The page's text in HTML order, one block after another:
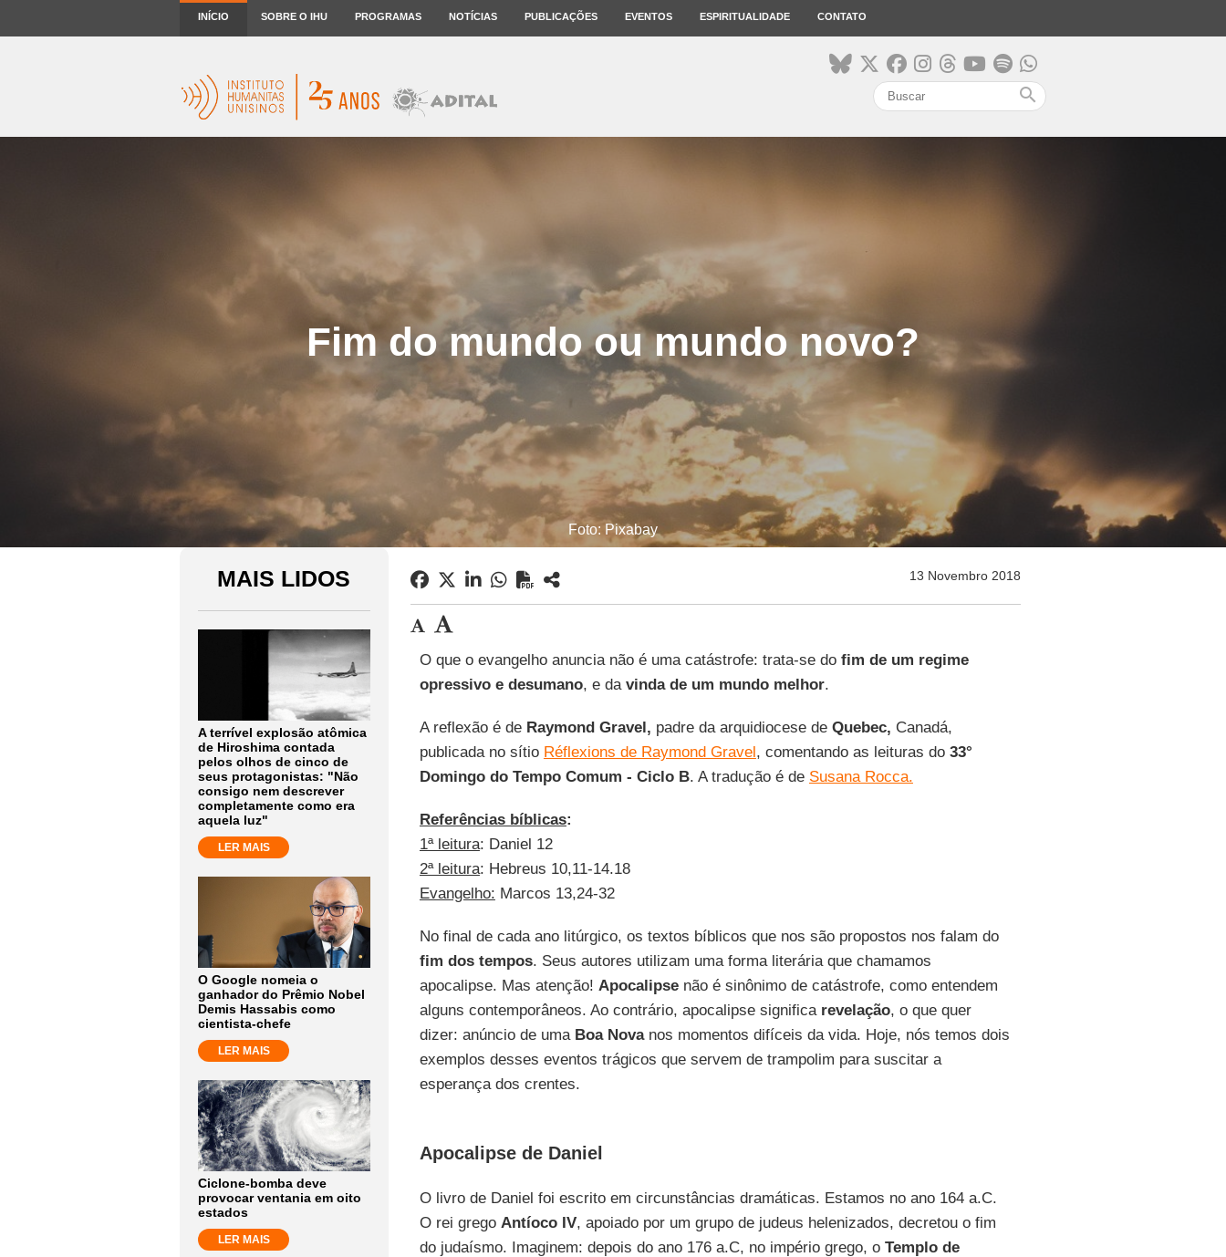
INÍCIO SOBRE O IHU PROGRAMAS NOTÍCIAS PUBLICAÇÕES EVENTOS ESPIRITUALIDADE CONTATO
search
Fim do mundo ou mundo novo?
Foto: Pixabay
MAIS LIDOS
A terrível explosão atômica
de Hiroshima contada
pelos olhos de cinco de
seus protagonistas: "Não
consigo nem descrever
completamente como era
aquela luz"
LER MAIS
O Google nomeia o
ganhador do Prêmio Nobel
Demis Hassabis como
cientista-chefe
LER MAIS
Ciclone-bomba deve
provocar ventania em oito
estados
LER MAIS
13 Novembro 2018
O que o evangelho anuncia não é uma catástrofe: trata-se do fim de um regime
opressivo e desumano, e da vinda de um mundo melhor.
A reflexão é deRaymond Gravel, padre da arquidiocese de Quebec, Canadá,
publicada no sítio Réflexions de Raymond Gravel, comentando as leituras do 33°
Domingo do Tempo Comum - Ciclo B. A tradução é de Susana Rocca.
Referências bíblicas:
1ª leitura: Daniel 12
2ª leitura: Hebreus 10,11-14.18
Evangelho: Marcos 13,24-32
No final de cada ano litúrgico, os textos bíblicos que nos são propostos nos falam do
fim dos tempos. Seus autores utilizam uma forma literária que chamamos
apocalipse. Mas atenção! Apocalipsenão é sinônimo de catástrofe, como entendem
alguns contemporâneos. Ao contrário, apocalipse significa revelação, o que quer
dizer: anúncio de uma Boa Novanos momentos difíceis da vida. Hoje, nós temos dois
exemplos desses eventos trágicos que servem de trampolim para suscitar a
esperança dos crentes.
Apocalipse de Daniel
O livro de Daniel foi escrito em circunstâncias dramáticas. Estamos no ano 164 a.C.
O rei grego Antíoco IV, apoiado por um grupo de judeus helenizados, decretou o fim
do judaísmo. Imaginem: depois do ano 176 a.C, no império grego, o Templo de